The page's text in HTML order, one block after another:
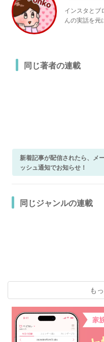
インスタとブ
んの実話を元
同じ著者の連載
新着記事が配信されたら、メ
ッシュ通知でお知らせ！
同じジャンルの連載
も